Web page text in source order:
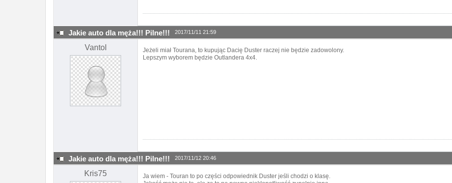
Jakie auto dla męża!!! Pilne!!! 2017/11/11 21:59
Vantol
Jeżeli miał Tourana, to kupując Dacię Duster raczej nie będzie zadowolony.
Lepszym wyborem będzie Outlandera 4x4.
Jakie auto dla męża!!! Pilne!!! 2017/11/12 20:46
Kris75
Ja wiem - Touran to po części odpowiednik Duster jeśli chodzi o klasę.